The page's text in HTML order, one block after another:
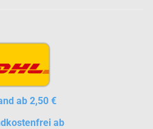
ab 2,50 €
ab